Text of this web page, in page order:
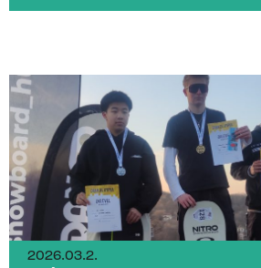
2026.03.2.